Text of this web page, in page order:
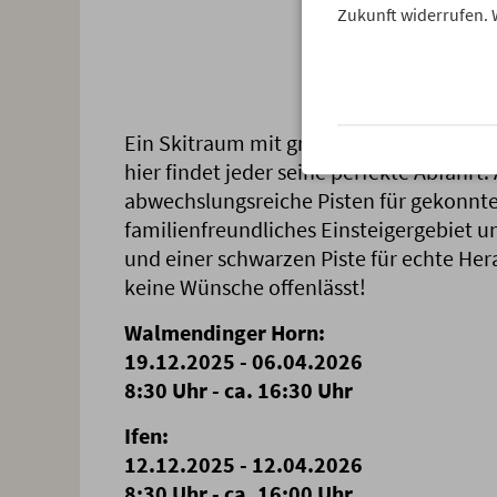
Ein Skitraum mit grenzenloser Vielfalt:
hier findet jeder seine perfekte
abwechslungsreiche Pisten für
familienfreundliches Einsteigergebiet
und einer schwarzen Piste für echte
keine Wünsche offenlässt!
Walmendinger Horn:
19.12.2025 - 06.04.2026
8:30 Uhr - ca. 16:30 Uhr
Ifen:
12.12.2025 - 12.04.2026
Zukunft widerrufen.